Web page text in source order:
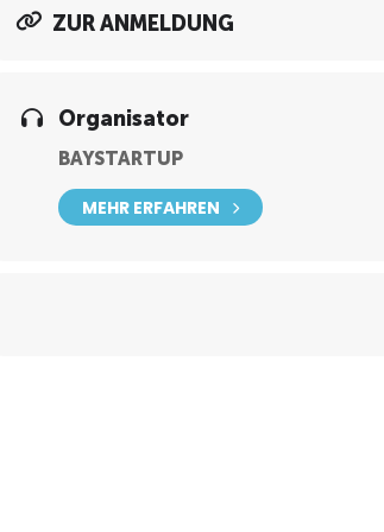
ZUR ANMELDUNG
Organisator
BAYSTARTUP
MEHR ERFAHREN